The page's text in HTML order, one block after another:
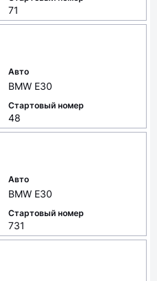
71
Авто
BMW E30
Стартовый номер
48
Авто
BMW E30
Стартовый номер
731